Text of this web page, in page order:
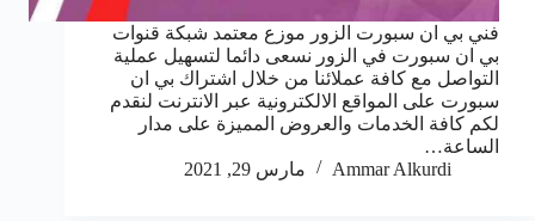
فني بي ان سبورت الزور موزع معتمد شبكة قنوات
بي ان سبورت في الزور نسعى دائما لتسهيل عملية
التواصل مع كافة عملائنا من خلال اشتراك بي ان
سبورت على المواقع الالكترونية عبر الانترنت لنقدم
لكم كافة الخدمات والعروض المميزة على مدار
الساعة…
Ammar Alkurdi
مارس 29, 2021